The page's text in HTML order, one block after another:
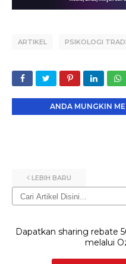
ARTIKEL PSIKOLOGI
ANDA MUNGKIN
LEBIH BARU
Dapatkan sharing rebate
melalui